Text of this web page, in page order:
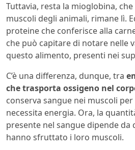
Tuttavia, resta la mioglobina,
muscoli degli animali, rimane lì.
proteine che conferisce alla
che può capitare di notare nelle
questo alimento, presenti nei
C’è una differenza, dunque, tra
che trasporta ossigeno nel
conserva sangue nei muscoli
necessita energia. Ora, la
presente nel sangue dipende da
hanno sfruttato i loro muscoli.